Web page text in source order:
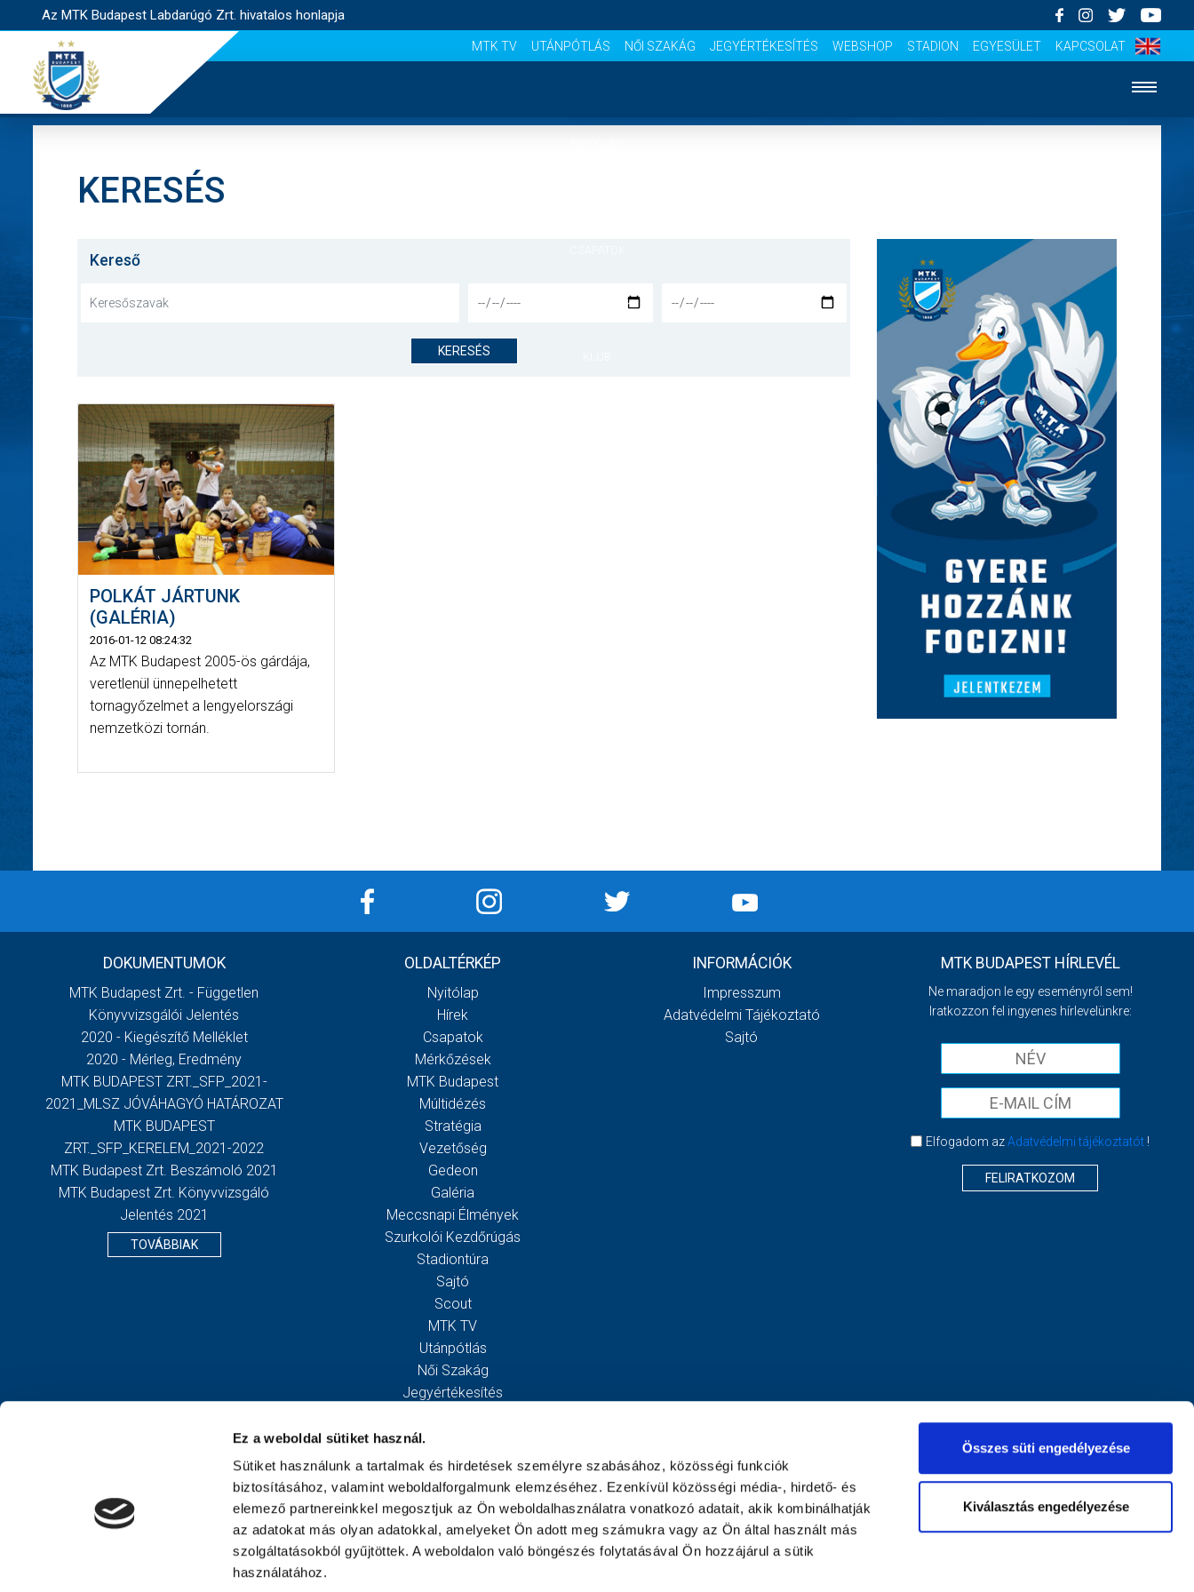
Ez a weboldal sütiket használ.
Sütiket használunk a tartalmak és hirdetések személyre szabásához, közösségi funkciók
biztosításához, valamint weboldalforgalmunk elemzéséhez. Ezenkívül közösségi média-, hirdető- és
elemező partnereinkkel megosztjuk az Ön weboldalhasználatra vonatkozó adatait, akik kombinálhatják
az adatokat más olyan adatokkal, amelyeket Ön adott meg számukra vagy az Ön által használt más
szolgáltatásokból gyűjtöttek. A weboldalon való böngészés folytatásával Ön hozzájárul a sütik
használatához.
Összes süti engedélyezése
Kiválasztás engedélyezése
Az MTK Budapest Labdarúgó Zrt. hivatalos honlapja
MTK TV UTÁNPÓTLÁS NŐI SZAKÁG JEGYÉRTÉKESÍTÉS WEBSHOP STADION EGYESÜLET KAPCSOLAT
MÉRKŐZÉSEK
KERESÉS
Kereső
KERESÉS
POLKÁT JÁRTUNK
(GALÉRIA)
2016-01-12 08:24:32
Az MTK Budapest 2005-ös gárdája,
veretlenül ünnepelhetett
tornagyőzelmet a lengyelországi
nemzetközi tornán.
DOKUMENTUMOK
MTK Budapest Zrt. - Független
Könyvvizsgálói Jelentés
2020 - Kiegészítő Melléklet
2020 - Mérleg, Eredmény
MTK BUDAPEST ZRT._SFP_2021-
2021_MLSZ JÓVÁHAGYÓ HATÁROZAT
MTK BUDAPEST
ZRT._SFP_KERELEM_2021-2022
MTK Budapest Zrt. Beszámoló 2021
MTK Budapest Zrt. Könyvvizsgáló
Jelentés 2021
TOVÁBBIAK
OLDALTÉRKÉP
Nyitólap
Hírek
Csapatok
Mérkőzések
MTK Budapest
Múltidézés
Stratégia
Vezetőség
Gedeon
Galéria
Meccsnapi Élmények
Szurkolói Kezdőrúgás
Stadiontúra
Sajtó
Scout
MTK TV
Utánpótlás
Női Szakág
Jegyértékesítés
Egyesület
Kapcsolat
INFORMÁCIÓK
Impresszum
Adatvédelmi Tájékoztató
Sajtó
MTK BUDAPEST HÍRLEVÉL
Ne maradjon le egy eseményről sem!
Iratkozzon fel ingyenes hírlevelünkre:
Elfogadom azAdatvédelmi tájékoztatót !
FELIRATKOZOM